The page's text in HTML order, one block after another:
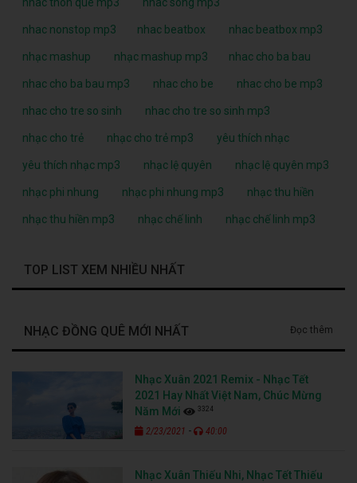
nhac nonstop mp3 nhac beatbox nhac beatbox mp3
nhạc mashup nhạc mashup mp3 nhac cho ba bau
nhac cho ba bau mp3 nhac cho be nhac cho be mp3
nhac cho tre so sinh nhac cho tre so sinh mp3
nhạc cho trẻ nhạc cho trẻ mp3 yêu thích nhạc
yêu thích nhạc mp3 nhạc lệ quyên nhạc lệ quyên mp3
nhạc phi nhung nhạc phi nhung mp3 nhạc thu hiền
nhạc thu hiền mp3 nhạc chế linh nhạc chế linh mp3
TOP LIST XEM NHIỀU NHẤT
NHẠC ĐỒNG QUÊ MỚI NHẤT Đọc thêm
Nhạc Xuân 2021 Remix - Nhạc Tết
2021 Hay Nhất Việt Nam, Chúc Mừng
Năm Mới
3324
2/23/2021 - 40:00
Nhạc Xuân Thiếu Nhi, Nhạc Tết Thiếu